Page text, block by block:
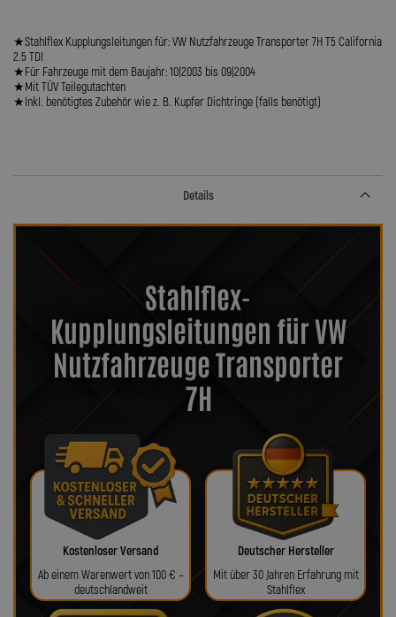
★Stahlflex Kupplungsleitungen für: VW Nutzfahrzeuge Transporter 7H T5 California
2.5 TDI
★Für Fahrzeuge mit dem Baujahr: 10|2003 bis 09|2004
★Mit TÜV Teilegutachten
★Inkl. benötigtes Zubehör wie z. B. Kupfer Dichtringe (falls benötigt)
Details
Stahlflex-
Kupplungsleitungen für VW
Nutzfahrzeuge Transporter
7H
Kostenloser Versand
Ab einem Warenwert von 100 € –
deutschlandweit
Deutscher Hersteller
Mit über 30 Jahren Erfahrung mit
Stahlflex